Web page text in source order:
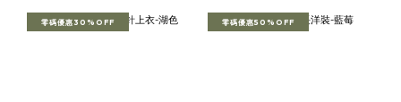
零碼優惠30%OFF 零碼優惠50%OFF